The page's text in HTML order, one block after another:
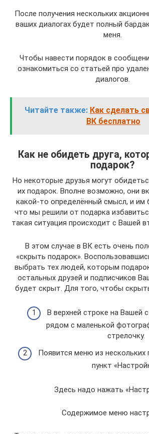
После получения нескольких
ваших диалогах будет полный
меня.
Чтобы навести порядок в
ознакомиться со статьей про
диалогов.
Читайте также: Как сделать
ВК бесплатно
Как не обидеть друга,
подарок?
Но некоторые друзья могут
их подарок. Вполне возможно, они
какой-то определённый смысл, и им
что мы решили от подарка
такая ситуация происходит с Вашей
В этом случае в ВК есть очень
«скрыть подарок».
выбрать тех людей, которым
остальных друзей и подписчиков
будет скрыт. Для того, чтобы
В верхней строке на Вашей
рядом с маленькой
стрелочку.
Появится меню из нескольких
пункт
Здесь надо нажать
Содержимое меню